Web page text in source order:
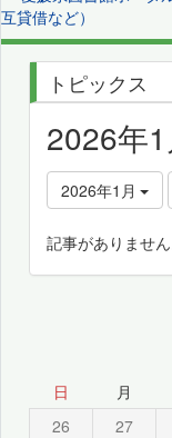
互貸借など）
トピックス
2026年
2026年1月
記事がありません
日 月
26 27